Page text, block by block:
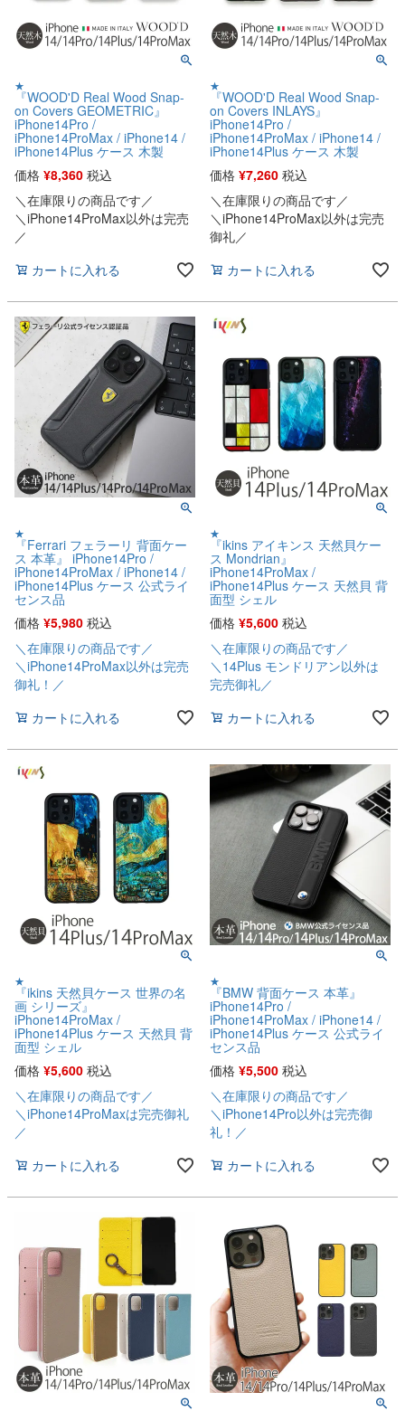
★
『WOOD'D Real Wood Snap-
on Covers GEOMETRIC』
iPhone14Pro /
iPhone14ProMax / iPhone14 /
iPhone14Plus ケース 木製
価格 ¥8,360 税込
＼在庫限りの商品です／
＼iPhone14ProMax以外は完売
／
カートに入れる
★
『WOOD'D Real Wood Snap-
on Covers INLAYS』
iPhone14Pro /
iPhone14ProMax / iPhone14 /
iPhone14Plus ケース 木製
価格 ¥7,260 税込
＼在庫限りの商品です／
＼iPhone14ProMax以外は完売
御礼／
カートに入れる
★
『Ferrari フェラーリ 背面ケー
ス 本革』 iPhone14Pro /
iPhone14ProMax / iPhone14 /
iPhone14Plus ケース 公式ライ
センス品
価格 ¥5,980 税込
＼在庫限りの商品です／
＼iPhone14ProMax以外は完売
御礼！／
カートに入れる
★
『ikins アイキンス 天然貝ケー
ス Mondrian』
iPhone14ProMax /
iPhone14Plus ケース 天然貝 背
面型 シェル
価格 ¥5,600 税込
＼在庫限りの商品です／
＼14Plus モンドリアン以外は
完売御礼／
カートに入れる
★
『ikins 天然貝ケース 世界の名
画 シリーズ』
iPhone14ProMax /
iPhone14Plus ケース 天然貝 背
面型 シェル
価格 ¥5,600 税込
＼在庫限りの商品です／
＼iPhone14ProMaxは完売御礼
／
カートに入れる
★
『BMW 背面ケース 本革』
iPhone14Pro /
iPhone14ProMax / iPhone14 /
iPhone14Plus ケース 公式ライ
センス品
価格 ¥5,500 税込
＼在庫限りの商品です／
＼iPhone14Pro以外は完売御
礼！／
カートに入れる